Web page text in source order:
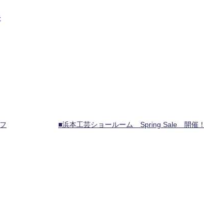
■浜本工芸ショールーム Spring Sale 開催！